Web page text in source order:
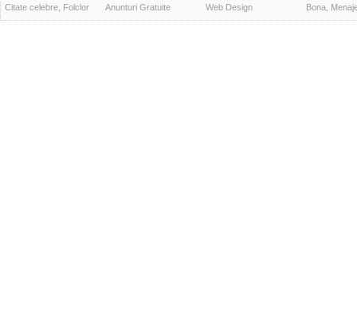
Citate celebre, Folclor Anunturi Gratuite Web Design Bona,